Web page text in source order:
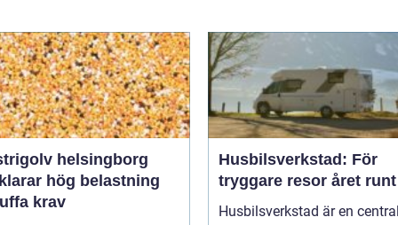
helsingborg
hög belastning
krav
Husbilsverkstad: För
tryggare resor året runt
Husbilsverkstad är en